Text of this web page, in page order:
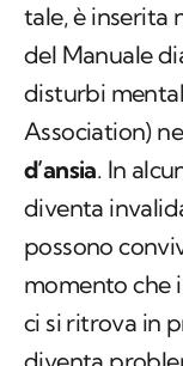
tale, è inserita
del Manuale
disturbi
Association)
d’ansia. In
diventa
possono
momento che
ci si ritrova in